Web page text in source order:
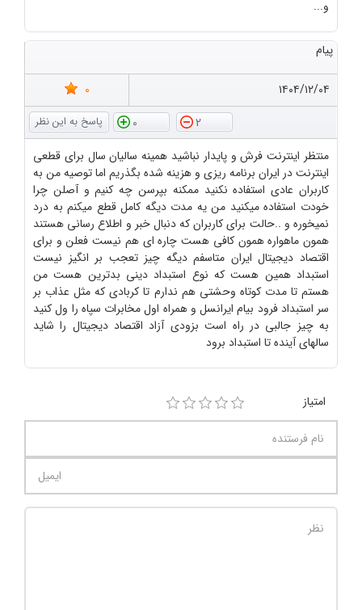
و...
پیام
۱۴۰۴/۱۲/۰۴
0
2
0
منتظر اینترنت فرش و پایدار نباشید همینه سالیان سال برای قطعی
اینترنت در ایران برنامه ریزی و هزینه شده بگذریم اما توصیه من به
کاربران عادی استفاده نکنید ممکنه بپرسن چه کنیم و آصلن چرا
خودت استفاده میکنید من یه مدت دیگه کامل قطع میکنم به درد
نمیخوره و ..حالت برای کاربران که دنبال خبر و اطلاع رسانی هستند
همون ماهواره همون کافی هست چاره ای هم نیست فعلن و برای
اقتصاد دیجیتال ایران متاسفم دیگه چیز تعجب بر انگیز نیست
استبداد همین هست که نوع استبداد دینی بدترین هست من
هستم تا مدت کوتاه وحشتی هم ندارم تا کربادی که مثل عذاب بر
سر استبداد فرود بیام ایرانسل و همراه اول مخابرات سپاه را ول کنید
به چیز جالبی در راه است بزودی آزاد اقتصاد دیجیتال را شاید
سالهای آینده تا استبداد برود
امتیاز